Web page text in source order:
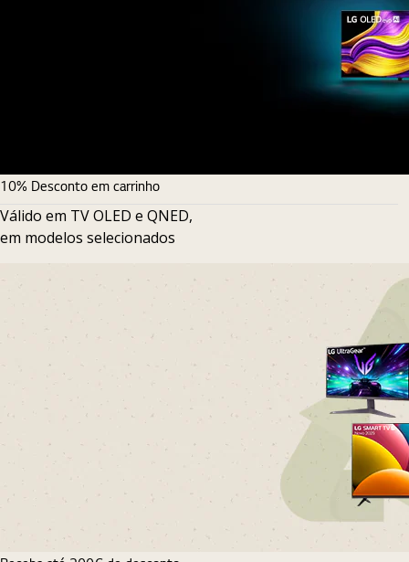
10% Desconto em carrinho
Válido em TV OLED e QNED,
em modelos selecionados